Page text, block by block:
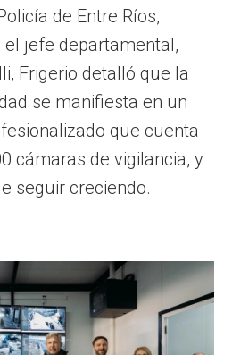
de Entre Ríos,
el jefe departamental,
Frigerio detalló que la
se manifiesta en un
que cuenta
cámaras de vigilancia, y
seguir creciendo.